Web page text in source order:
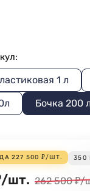
1 л
Бочка 200 л
227 500 ₽/ШТ. 350
/шт. 262 500 ₽/